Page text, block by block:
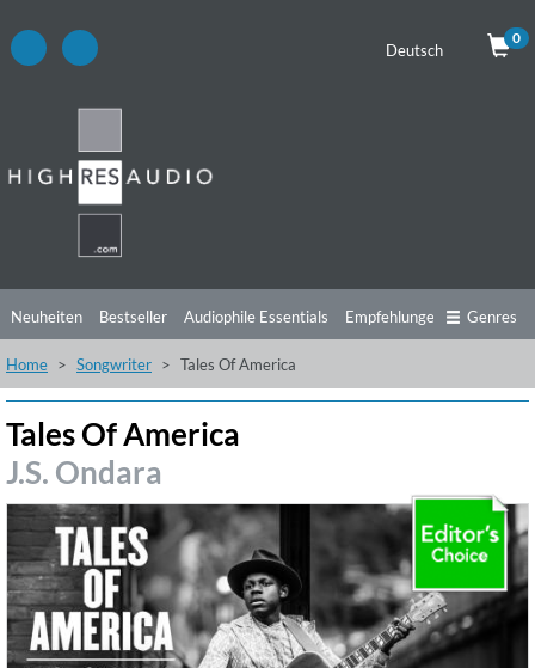
Deutsch
0
Neuheiten Bestseller Audiophile Essentials Empfehlungen
Hörtipps Top Alben Angebote Preorder
Genres
Home Songwriter Tales Of America
Tales Of America
J.S. Ondara